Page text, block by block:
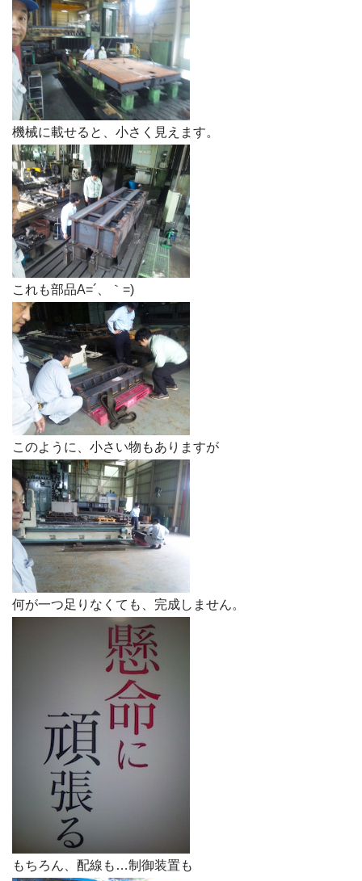
機械に載せると、小さく見えます。
これも部品A=´、｀=)ゞ
このように、小さい物もありますが
何が一つ足りなくても、完成しません。
もちろん、配線も…制御装置も